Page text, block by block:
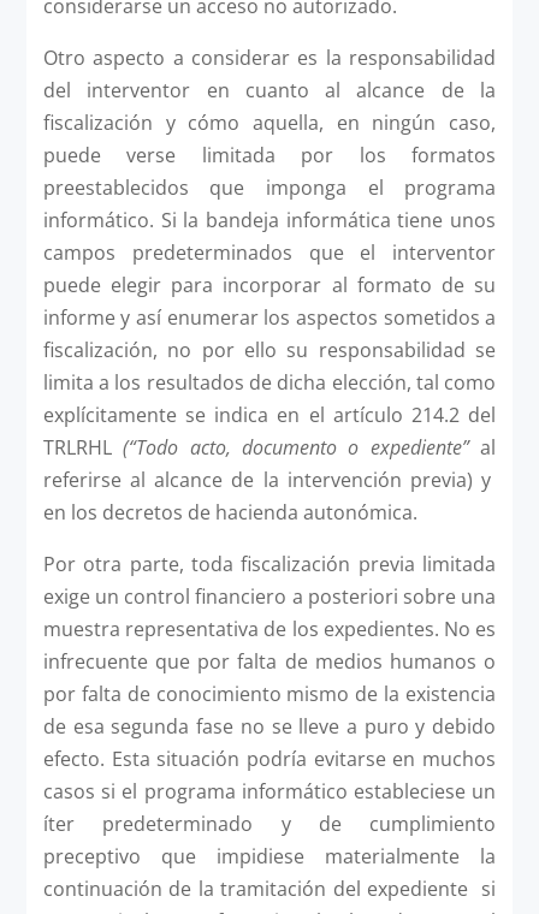
considerarse un acceso no autorizado.
Otro aspecto a considerar es la responsabilidad
del interventor en cuanto al alcance de la
fiscalización y cómo aquella, en ningún caso,
puede verse limitada por los formatos
preestablecidos que imponga el programa
informático. Si la bandeja informática tiene unos
campos predeterminados que el interventor
puede elegir para incorporar al formato de su
informe y así enumerar los aspectos sometidos a
fiscalización, no por ello su responsabilidad se
limita a los resultados de dicha elección, tal como
explícitamente se indica en el artículo 214.2 del
TRLRHL(“Todo acto, documento o expediente”al
referirse al alcance de la intervención previa) y
en los decretos de hacienda autonómica.
Por otra parte, toda fiscalización previa limitada
exige un control financiero a posteriori sobre una
muestra representativa de los expedientes. No es
infrecuente que por falta de medios humanos o
por falta de conocimiento mismo de la existencia
de esa segunda fase no se lleve a puro y debido
efecto. Esta situación podría evitarse en muchos
casos si el programa informático estableciese un
íter predeterminado y de cumplimiento
preceptivo que impidiese materialmente la
continuación de la tramitación del expediente si